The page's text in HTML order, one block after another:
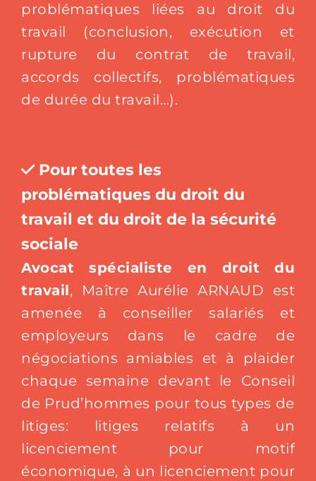
problématiques liées au droit du
travail (conclusion, exécution et
rupture du contrat de travail,
accords collectifs, problématiques
de durée du travail…).
Pour toutes les
problématiques du droit du
travail et du droit de la sécurité
sociale
Avocat spécialiste en droit du
travail, Maître Aurélie ARNAUD est
amenée à conseiller salariés et
employeurs dans le cadre de
négociations amiables et à plaider
chaque semaine devant le Conseil
de Prud’hommes pour tous types de
litiges: litiges relatifs à un
licenciement pour motif
économique, à un licenciement pour